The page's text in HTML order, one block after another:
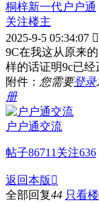
桐梓新一代户户通
关注楼主
2025-9-5 05:34:07 
9C在我这从原来
样的话证明9c已经
附件： 您需要登录
册
户户通交流
帖子86711关注636
返回本版 
全部回复44 只看